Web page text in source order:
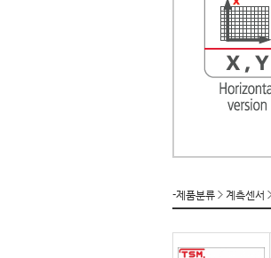
-제품분류 계측센서